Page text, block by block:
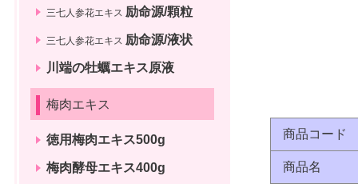
商品コード
商品名
三七人参花エキス 励命源/顆粒
三七人参花エキス 励命源/液状
川端の牡蠣エキス原液
梅肉エキス
徳用梅肉エキス500g
梅肉酵母エキス400g